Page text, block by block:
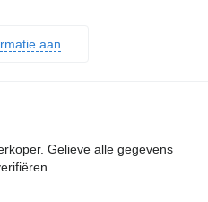
aan
Gelieve alle gegevens